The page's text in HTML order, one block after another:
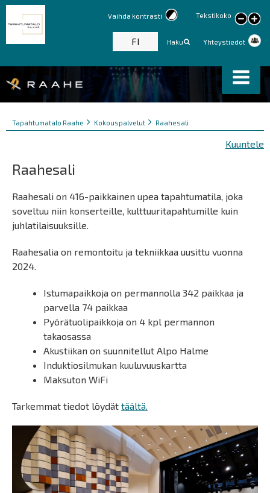
Tekstikoko
text
Vaihda kontrasti
Haku Yhteystiedot
FI
Murupolku
You
Tapahtumatalo Raahe Kokouspalvelut Raahesali
Kuuntele
Raahesali
Raahesali on 416-paikkainen upea tapahtumatila, joka
soveltuu niin konserteille, kulttuuritapahtumille kuin
juhlatilaisuuksille.
Raahesalia on remontoitu ja tekniikkaa uusittu vuonna
2024.
Istumapaikkoja on permannolla 342 paikkaa ja
parvella 74 paikkaa
Pyörätuolipaikkoja on 4 kpl permannon
takaosassa
Akustiikan on suunnitellut Alpo Halme
Induktiosilmukan kuuluvuuskartta
Maksuton WiFi
Tarkemmat tiedot löydät täältä.